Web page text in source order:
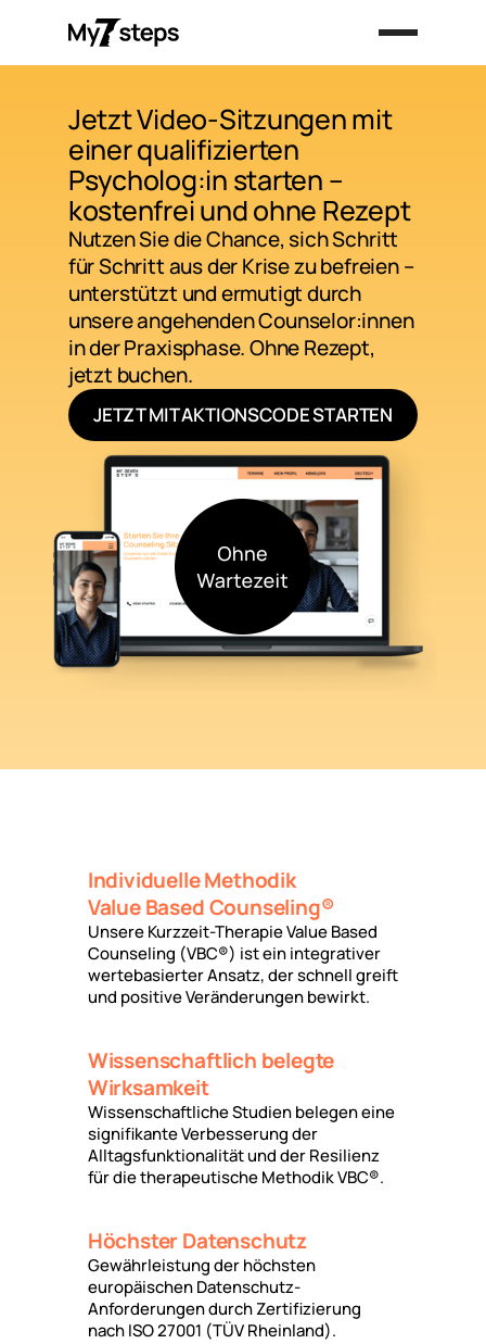
Jetzt Video-Sitzungen mit
einer qualifizierten
Psycholog:in starten –
kostenfrei und ohne Rezept
Nutzen Sie die Chance, sich Schritt
für Schritt aus der Krise zu befreien –
unterstützt und ermutigt durch
unsere angehenden Counselor:innen
in der Praxisphase. Ohne Rezept,
jetzt buchen.
JETZT MIT AKTIONSCODE STARTEN
Individuelle Methodik
Value Based Counseling®
Unsere Kurzzeit-Therapie Value Based
Counseling (VBC®) ist ein integrativer
wertebasierter Ansatz, der schnell greift
und positive Veränderungen bewirkt.
Wissenschaftlich belegte
Wirksamkeit
Wissenschaftliche Studien belegen eine
signifikante Verbesserung der
Alltagsfunktionalität und der Resilienz
für die therapeutische Methodik VBC®.
Höchster Datenschutz
Gewährleistung der höchsten
europäischen Datenschutz-
Anforderungen durch Zertifizierung
nach ISO 27001 (TÜV Rheinland).